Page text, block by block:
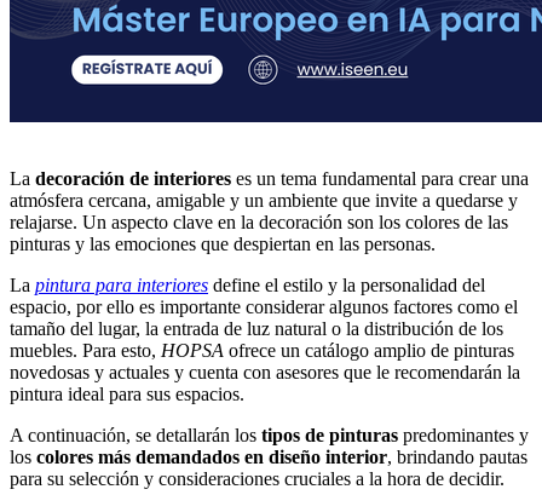
La decoración de interiores es un tema fundamental para crear una
atmósfera cercana, amigable y un ambiente que invite a quedarse y
relajarse. Un aspecto clave en la decoración son los colores de las
pinturas y las emociones que despiertan en las personas.
La pintura para interiores define el estilo y la personalidad del
espacio, por ello es importante considerar algunos factores como el
tamaño del lugar, la entrada de luz natural o la distribución de los
muebles. Para esto, HOPSA ofrece un catálogo amplio de pinturas
novedosas y actuales y cuenta con asesores que le recomendarán la
pintura ideal para sus espacios.
A continuación, se detallarán los tipos de pinturas predominantes y
los colores más demandados en diseño interior, brindando pautas
para su selección y consideraciones cruciales a la hora de decidir.